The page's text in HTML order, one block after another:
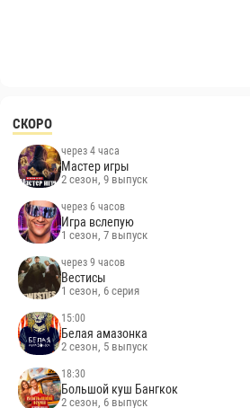
СКОРО
через 4 часа
Мастер игры
2 сезон, 9 выпуск
через 6 часов
Игра вслепую
1 сезон, 7 выпуск
через 9 часов
Вестисы
1 сезон, 6 серия
15:00
Белая амазонка
2 сезон, 5 выпуск
18:30
Большой куш Бангкок
2 сезон, 6 выпуск